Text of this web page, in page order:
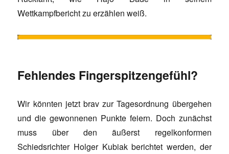
Wettkampfbericht zu erzählen weiß.
Fehlendes Fingerspitzengefühl?
Wir könnten jetzt brav zur Tagesordnung übergehen
und die gewonnenen Punkte feiern. Doch zunächst
muss über den äußerst regelkonformen
Schiedsrichter Holger Kubiak berichtet werden, der